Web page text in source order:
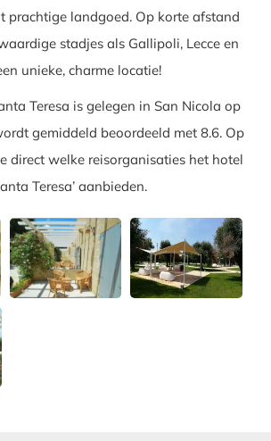
prachtige landgoed. Op korte afstand
stadjes als Gallipoli, Lecce en
unieke, charme locatie!
Teresa is gelegen in San Nicola op
gemiddeld beoordeeld met 8.6. Op
direct welke reisorganisaties het hotel
Teresa’ aanbieden.